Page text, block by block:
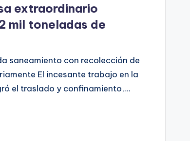
extraordinario
mil toneladas de
saneamiento con recolección de
El incesante trabajo en la
el traslado y confinamiento,…